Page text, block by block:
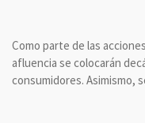
Como parte de las
afluencia se colocarán
consumidores. Asimismo,